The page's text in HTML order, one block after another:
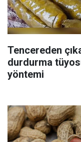
Tencereden
durdurma
yöntemi